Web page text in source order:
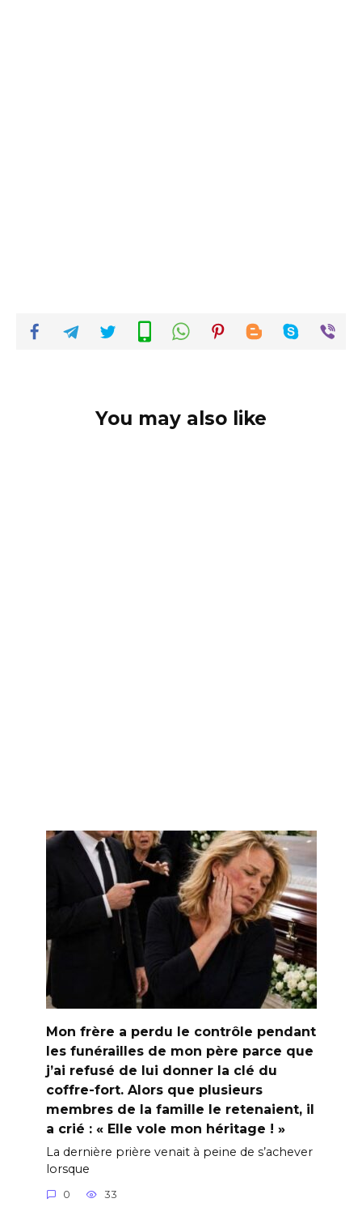
You may also like
Mon frère a perdu le contrôle pendant
les funérailles de mon père parce que
j’ai refusé de lui donner la clé du
coffre-fort. Alors que plusieurs
membres de la famille le retenaient, il
a crié : « Elle vole mon héritage ! »
La dernière prière venait à peine de s’achever
lorsque
0 33